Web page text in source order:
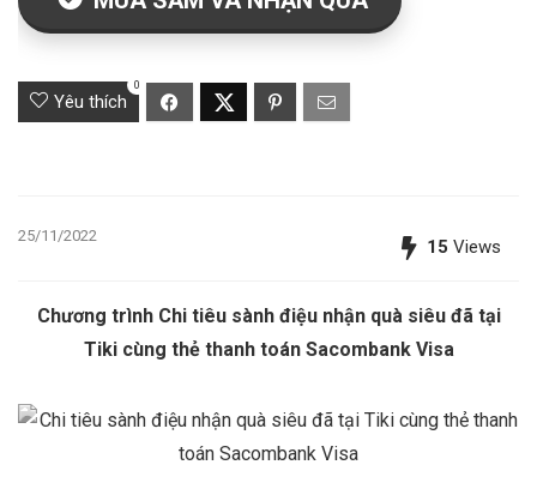
Yêu thích
0
25/11/2022
15 Views
Chương trình Chi tiêu sành điệu nhận quà siêu đã tại
Tiki cùng thẻ thanh toán Sacombank Visa